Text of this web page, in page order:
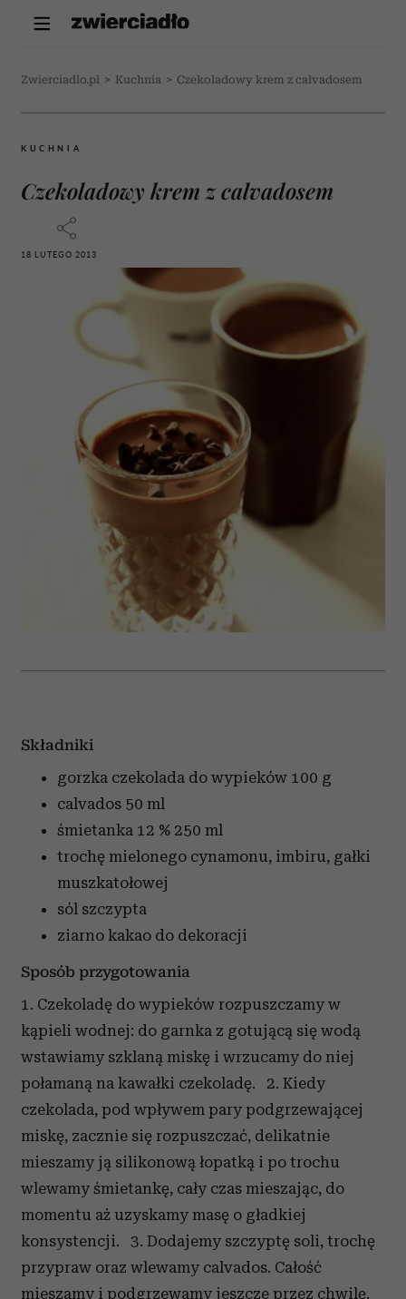
Zwierciadlo.pl > Kuchnia > Czekoladowy krem z calvadosem
KUCHNIA
Czekoladowy krem z calvadosem
18 LUTEGO 2013
Składniki
gorzka czekolada do wypieków 100 g
calvados 50 ml
śmietanka 12 % 250 ml
trochę mielonego cynamonu, imbiru, gałki
muszkatołowej
sól szczypta
ziarno kakao do dekoracji
Sposób przygotowania
1. Czekoladę do wypieków rozpuszczamy w
kąpieli wodnej: do garnka z gotującą się wodą
wstawiamy szklaną miskę i wrzucamy do niej
połamaną na kawałki czekoladę. 2. Kiedy
czekolada, pod wpływem pary podgrzewającej
miskę, zacznie się rozpuszczać, delikatnie
mieszamy ją silikonową łopatką i po trochu
wlewamy śmietankę, cały czas mieszając, do
momentu aż uzyskamy masę o gładkiej
konsystencji. 3. Dodajemy szczyptę soli, trochę
przypraw oraz wlewamy calvados. Całość
mieszamy i podgrzewamy jeszcze przez chwilę.